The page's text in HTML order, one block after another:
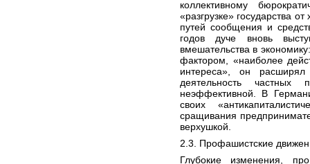
коллективному
«разгрузке» государства
путей сообщения и
годов дуче вновь
вмешательства в
фактором, «наиболее
интереса», он расширял
деятельность частных
неэффективной. В
своих
сращивания
верхушкой.
2.3. Профашистские
Глубокие изменения,